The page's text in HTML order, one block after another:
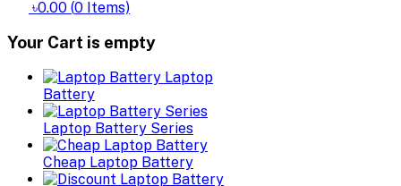
৳0.00 (0 Items)
Your Cart is empty
Laptop
Battery
Laptop Battery Series
Cheap Laptop Battery